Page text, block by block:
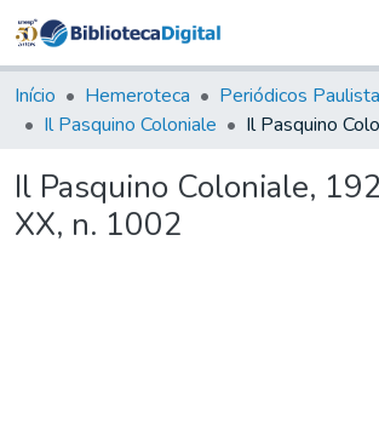
&
Coleções
Tudo na
Digital
Início Hemeroteca
Periódicos
Il Pasquino Coloniale
Il Pasquino Coloniale,
XX, n. 1002